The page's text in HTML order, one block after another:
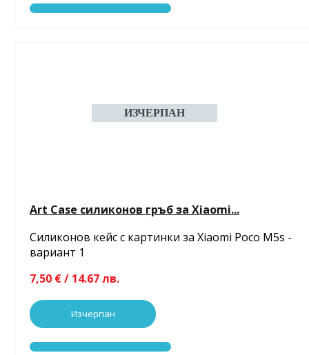
Art Case силиконов гръб за Xiaomi...
Силиконов кейс с картинки за Xiaomi Poco M5s -
вариант 1
7,50 € / 14.67 лв.
Изчерпан